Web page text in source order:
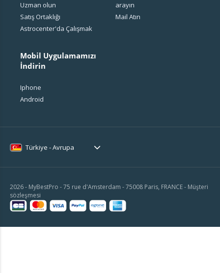
Uzman olun
Satış Ortaklığı
Astrocenter'da Çalışmak
Mobil Uygulamamızı
İndirin
Iphone
Android
arayın
Mail Atın
Türkiye - Avrupa
2026 - MyBestPro - 75 rue d'Amsterdam - 75008 Paris, FRANCE - Müşteri
sözleşmesi